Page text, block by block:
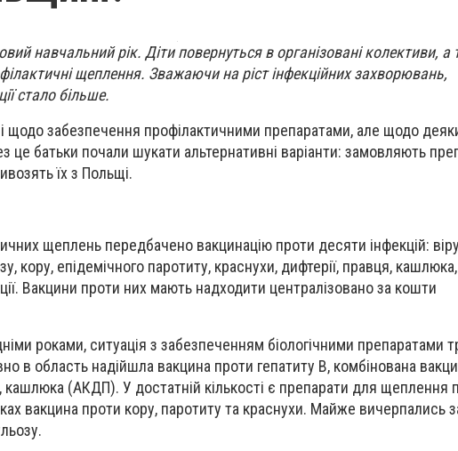
навчальний рік. Діти повернуться в організовані колективи, а
щеплення. Зважаючи на ріст інфекційних захворювань,
стало більше.
щодо забезпечення профілактичними препаратами, але щодо
це батьки почали шукати альтернативні варіанти: замовляють
їх з Польщі.
щеплень передбачено вакцинацію проти десяти інфекцій:
кору, епідемічного паротиту, краснухи, дифтерії, правця, кашлюка,
Вакцини проти них мають надходити централізовано за кошти
роками, ситуація з забезпеченням біологічними препаратами
в область надійшла вакцина проти гепатиту В, комбінована
кашлюка (АКДП). У достатній кількості є препарати для щеплення
вакцина проти кору, паротиту та краснухи. Майже вичерпались